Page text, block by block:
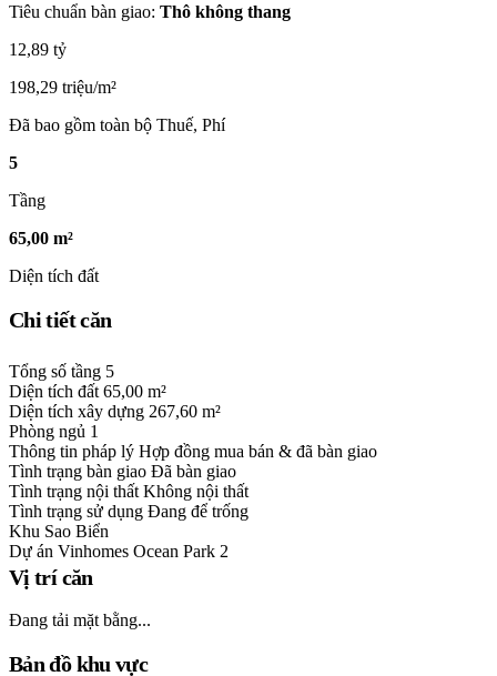
Tiêu chuẩn bàn giao: Thô không thang
12,89 tỷ
198,29 triệu/m²
Đã bao gồm toàn bộ Thuế, Phí
5
Tầng
65,00 m²
Diện tích đất
Chi tiết căn
Tổng số tầng 5
Diện tích đất 65,00 m²
Diện tích xây dựng 267,60 m²
Phòng ngủ 1
Thông tin pháp lý Hợp đồng mua bán & đã bàn giao
Tình trạng bàn giao Đã bàn giao
Tình trạng nội thất Không nội thất
Tình trạng sử dụng Đang để trống
Khu Sao Biển
Dự án Vinhomes Ocean Park 2
Vị trí căn
Đang tải mặt bằng...
Bản đồ khu vực